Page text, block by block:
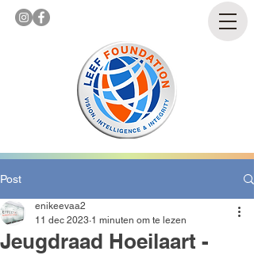
Post
Jeugdraad Hoeilaart -
enikeevaa2
11 dec 2023 1 minuten om te lezen